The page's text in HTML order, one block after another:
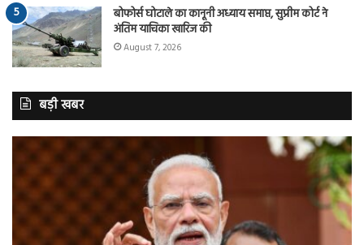
बोफोर्स घोटाले का कानूनी अध्याय समाप्त, सुप्रीम कोर्ट ने
अंतिम याचिका खारिज की
August 7, 2026
बड़ी खबर